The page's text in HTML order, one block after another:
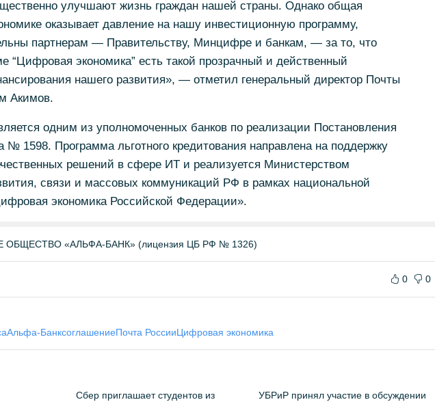
улучшают жизнь граждан нашей страны. Однако общая
оказывает давление на нашу инвестиционную программу,
партнерам — Правительству, Минцифре и банкам, — за то, что
“Цифровая экономика” есть такой прозрачный и действенный
нашего развития», — отметил генеральный директор Почты
Акимов.
одним из уполномоченных банков по реализации Постановления
№ 1598. Программа льготного кредитования направлена на поддержку
решений в сфере ИТ и реализуется Министерством
связи и массовых коммуникаций РФ в рамках национальной
экономика Российской Федерации».
«АЛЬФА-БАНК» (лицензия ЦБ РФ № 1326)
0 0
Альфа-БанксоглашениеПочта РоссииЦифровая экономика
Сбер приглашает студентов из
УБРиР принял участие в обсуждении